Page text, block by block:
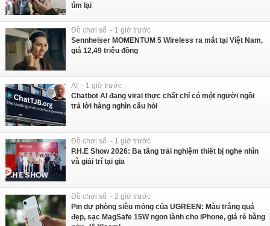
tìm lại
Đồ chơi số - 1 giờ trước
Sennheiser MOMENTUM 5 Wireless ra mắt tại Việt Nam,
giá 12,49 triệu đồng
AI - 1 giờ trước
Chatbot AI đang viral thực chất chỉ có một người ngồi
trả lời hàng nghìn câu hỏi
Đồ chơi số - 1 giờ trước
P.H.E Show 2026: Ba tầng trải nghiệm thiết bị nghe nhìn
và giải trí tại gia
Đồ chơi số - 2 giờ trước
Pin dự phòng siêu mỏng của UGREEN: Màu trắng quá
đẹp, sạc MagSafe 15W ngon lành cho iPhone, giá rẻ bằng